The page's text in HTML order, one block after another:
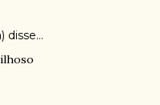
disse…